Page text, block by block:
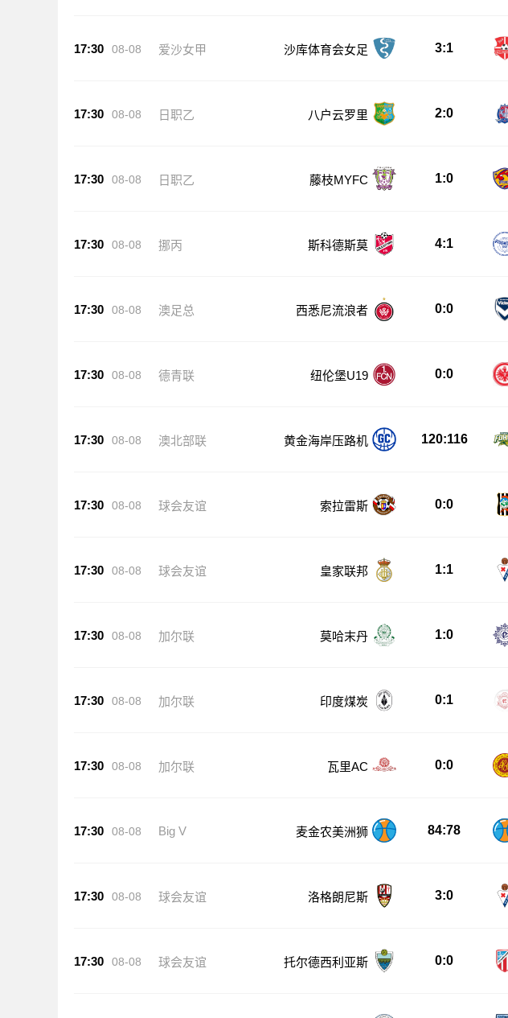
17:30 08-08 爱沙女甲 沙库体育会女足 3:1
17:30 08-08 日职乙 八户云罗里 2:0
17:30 08-08 日职乙 藤枝MYFC 1:0
17:30 08-08 挪丙 斯科德斯莫 4:1
17:30 08-08 澳足总 西悉尼流浪者 0:0
17:30 08-08 德青联 纽伦堡U19 0:0
17:30 08-08 澳北部联 黄金海岸压路机 120:116
17:30 08-08 球会友谊 索拉雷斯 0:0
17:30 08-08 球会友谊 皇家联邦 1:1
17:30 08-08 加尔联 莫哈末丹 1:0
17:30 08-08 加尔联 印度煤炭 0:1
17:30 08-08 加尔联 瓦里AC 0:0
17:30 08-08 Big V 麦金农美洲狮 84:78
17:30 08-08 球会友谊 洛格朗尼斯 3:0
17:30 08-08 球会友谊 托尔德西利亚斯 0:0